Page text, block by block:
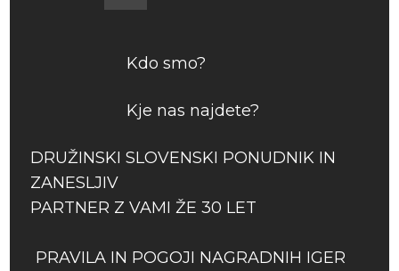
Kdo smo?
Kje nas najdete?
DRUŽINSKI SLOVENSKI PONUDNIK IN
ZANESLJIV
PARTNER Z VAMI ŽE 30 LET
PRAVILA IN POGOJI NAGRADNIH IGER